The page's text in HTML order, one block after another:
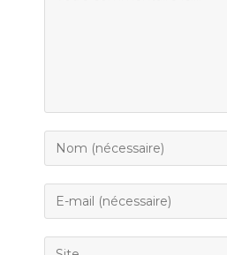
Enter
your
name
to
Enter
your
email
Saisir